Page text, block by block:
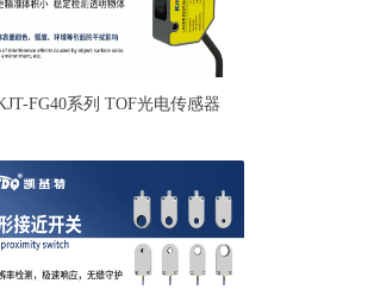
FG40系列 TOF光电传感器